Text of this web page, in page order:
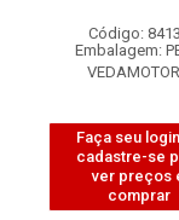
Código:
Embalagem:
Faça seu
cadastre-se
ver preços
comprar